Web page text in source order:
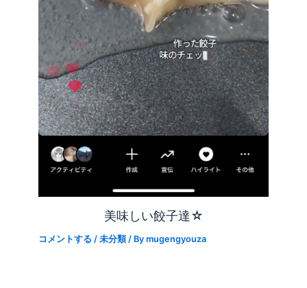
美味しい餃子達☆
コメントする /未分類/ Bymugengyouza